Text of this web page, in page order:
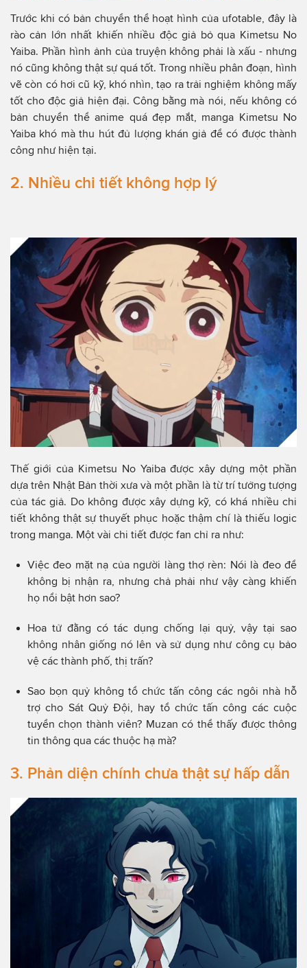
Trước khi có bản chuyển thể hoạt hình của ufotable, đây là
rào cản lớn nhất khiến nhiều độc giả bỏ qua Kimetsu No
Yaiba. Phần hình ảnh của truyện không phải là xấu - nhưng
nó cũng không thật sự quá tốt. Trong nhiều phân đoạn, hình
vẽ còn có hơi cũ kỹ, khó nhìn, tạo ra trải nghiệm không mấy
tốt cho độc giả hiện đại. Công bằng mà nói, nếu không có
bản chuyển thể anime quá đẹp mắt, manga Kimetsu No
Yaiba khó mà thu hút đủ lượng khán giả để có được thành
công như hiện tại.
2. Nhiều chi tiết không hợp lý
Thế giới của Kimetsu No Yaiba được xây dựng một phần
dựa trên Nhật Bản thời xưa và một phần là từ trí tưởng tượng
của tác giả. Do không được xây dựng kỹ, có khá nhiều chi
tiết không thật sự thuyết phục hoặc thậm chí là thiếu logic
trong manga. Một vài chi tiết được fan chỉ ra như:
Việc đeo mặt nạ của người làng thợ rèn: Nói là đeo để
không bị nhận ra, nhưng chả phải như vậy càng khiến
họ nổi bật hơn sao?
Hoa tử đằng có tác dụng chống lại quỷ, vậy tại sao
không nhân giống nó lên và sử dụng như công cụ bảo
vệ các thành phố, thị trấn?
Sao bọn quỷ không tổ chức tấn công các ngôi nhà hỗ
trợ cho Sát Quỷ Đội, hay tổ chức tấn công các cuộc
tuyển chọn thành viên? Muzan có thể thấy được thông
tin thông qua các thuộc hạ mà?
3. Phản diện chính chưa thật sự hấp dẫn